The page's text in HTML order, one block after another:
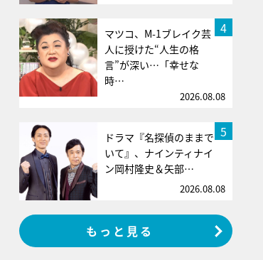
4
マツコ、M-1ブレイク芸
人に授けた“人生の格
言”が深い…「幸せな
時…
2026.08.08
5
ドラマ『名探偵のままで
いて』、ナインティナイ
ン岡村隆史＆矢部…
2026.08.08
もっと見る